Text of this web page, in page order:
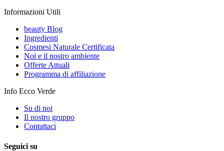
Informazioni Utili
beauty Blog
Ingredienti
Cosmesi Naturale Certificata
Noi e il nostro ambiente
Offerte Attuali
Programma di affiliazione
Info Ecco Verde
Su di noi
Il nostro gruppo
Contattaci
Seguici su